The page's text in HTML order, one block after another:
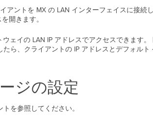
アントを MX の LAN インターフェイスに接続
開きます。
ェイの LAN IP アドレスでアクセスできます
ら、クライアントの IP アドレスとデフォル
ジの設定
トを参照してください。